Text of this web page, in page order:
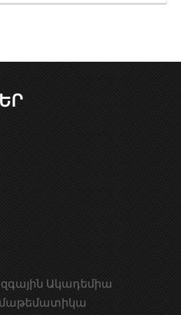
Ակադեմիա
մաթեմատիկա